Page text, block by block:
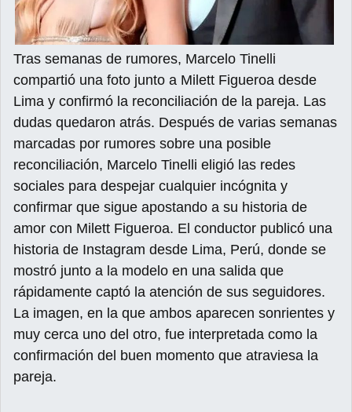
Tras semanas de rumores, Marcelo Tinelli
compartió una foto junto a Milett Figueroa desde
Lima y confirmó la reconciliación de la pareja. Las
dudas quedaron atrás. Después de varias semanas
marcadas por rumores sobre una posible
reconciliación, Marcelo Tinelli eligió las redes
sociales para despejar cualquier incógnita y
confirmar que sigue apostando a su historia de
amor con Milett Figueroa. El conductor publicó una
historia de Instagram desde Lima, Perú, donde se
mostró junto a la modelo en una salida que
rápidamente captó la atención de sus seguidores.
La imagen, en la que ambos aparecen sonrientes y
muy cerca uno del otro, fue interpretada como la
confirmación del buen momento que atraviesa la
pareja.